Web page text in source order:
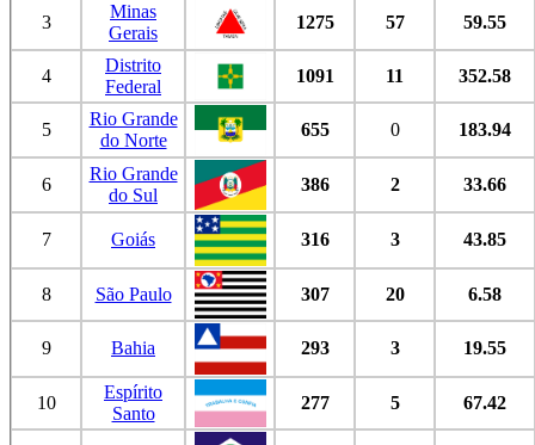
3
Minas
Gerais
1275 57 59.55
4
Distrito
Federal
1091 11 352.58
5
Rio Grande
do Norte
655 0 183.94
6
Rio Grande
do Sul
386 2 33.66
7 Goiás 316 3 43.85
8 São Paulo 307 20 6.58
9 Bahia 293 3 19.55
10
Espírito
Santo
277 5 67.42